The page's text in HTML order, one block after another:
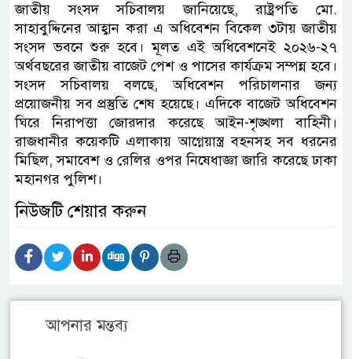
জাতীয় সংসদ সচিবালয় জানিয়েছে, রাষ্ট্রপতি মো.
সাহাবুদ্দিনের আহ্বান করা এ অধিবেশন বিকেল ৩টায় জাতীয়
সংসদ ভবনে শুরু হবে। মূলত এই অধিবেশনেই ২০২৬-২৭
অর্থবছরের জাতীয় বাজেট পেশ ও পাসের কার্যক্রম সম্পন্ন হবে।
সংসদ সচিবালয় বলছে, অধিবেশন পরিচালনার জন্য
প্রয়োজনীয় সব প্রস্তুতি শেষ হয়েছে। এদিকে বাজেট অধিবেশন
ঘিরে নিরাপত্তা জোরদার করেছে আইন-শৃঙ্খলা বাহিনী।
রাজধানীর কয়েকটি এলাকায় আগ্নেয়াস্ত্র বহনসহ সব ধরনের
মিছিল, সমাবেশ ও রেলির ওপর নিষেধাজ্ঞা জারি করেছে ঢাকা
মহানগর পুলিশ।
নিউজটি শেয়ার করুন
আপনার মন্তব্য